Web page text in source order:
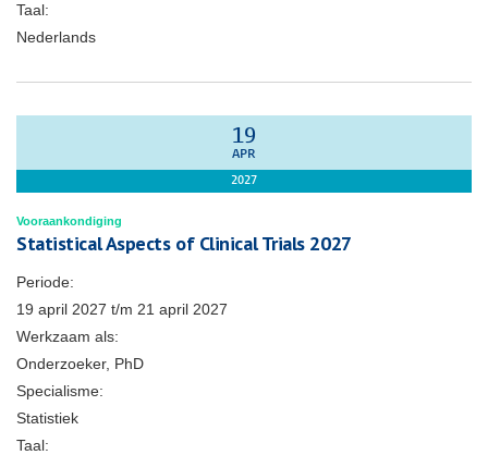
Taal:
Nederlands
19
APR
2027
Vooraankondiging
Statistical Aspects of Clinical Trials 2027
Periode:
19 april 2027 t/m 21 april 2027
Werkzaam als:
Onderzoeker, PhD
Specialisme:
Statistiek
Taal: